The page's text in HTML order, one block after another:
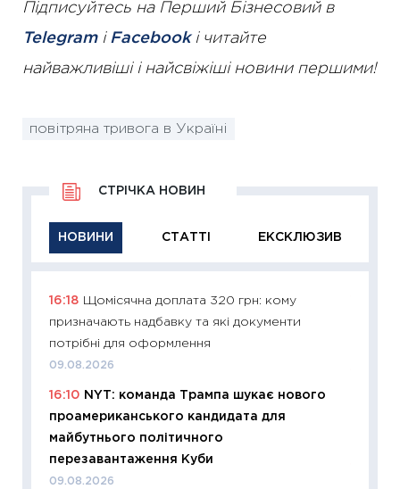
Підписуйтесь на Перший Бізнесовий в
Telegramі Facebookі читайте
найважливіші і найсвіжіші новини першими!
повітряна тривога в Україні
НОВИНИ СТАТТІ ЕКСКЛЮЗИВ
СТРІЧКА НОВИН
16:18 Щомісячна доплата 320 грн: кому
призначають надбавку та які документи
потрібні для оформлення
09.08.2026
16:10 NYT: команда Трампа шукає нового
проамериканського кандидата для
майбутнього політичного
перезавантаження Куби
09.08.2026